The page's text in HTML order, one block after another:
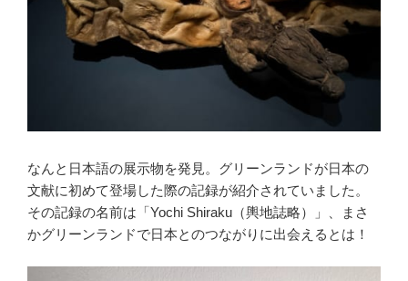
なんと日本語の展示物を発見。グリーンランドが日本の
文献に初めて登場した際の記録が紹介されていました。
その記録の名前は「Yochi Shiraku（輿地誌略）」、まさ
かグリーンランドで日本とのつながりに出会えるとは！